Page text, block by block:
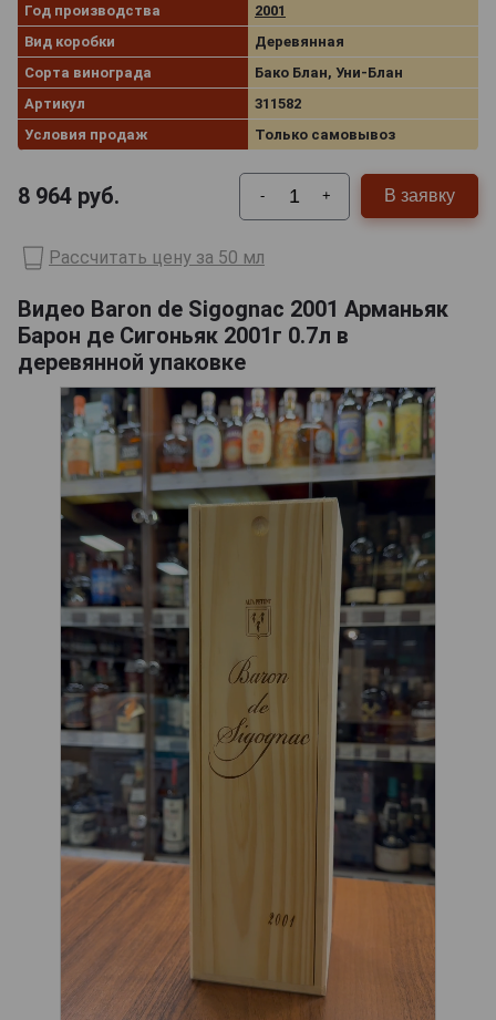
Год производства
2001
Вид коробки
Деревянная
Сорта винограда
Бако Блан, Уни-Блан
Артикул
311582
Условия продаж
Только самовывоз
8 964 руб. - + В заявку
Рассчитать цену за 50 мл
Видео Baron de Sigognac 2001 Арманьяк
Барон де Сигоньяк 2001г 0.7л в
деревянной упаковке